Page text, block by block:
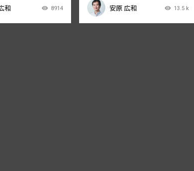
ります。 第三章では
う感情、それを含ん
和 8914
でしょう？ 第二章では人間の習性に
基づくプレイヤーの導き方について
お話します。
安原 広和 13.5 k